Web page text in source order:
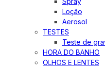
Loção
Aerosol
TESTES
Teste de
HORA DO BANHO
OLHOS E LENTES